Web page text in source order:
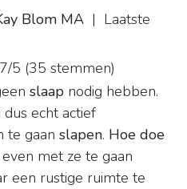
Blom MA | Laatste
5 (35 stemmen)
slaap nodig hebben.
echt actief
te gaan slapen. Hoe doe
met ze te gaan
een rustige ruimte te